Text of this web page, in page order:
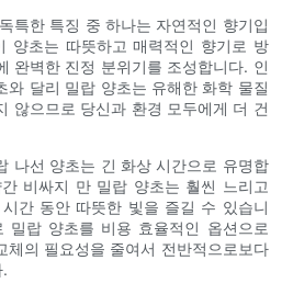
특한 특징 중 하나는 자연적인 향기입
양초는 따뜻하고 매력적인 향기로 방
완벽한 진정 분위기를 조성합니다. 인
와 달리 밀랍 양초는 유해한 화학 물질
않으므로 당신과 환경 모두에게 더 건
나선 양초는 긴 화상 시간으로 유명합
비싸지 만 밀랍 양초는 훨씬 느리고
간 동안 따뜻한 빛을 즐길 수 있습니
밀랍 양초를 비용 효율적인 옵션으로
체의 필요성을 줄여서 전반적으로보다